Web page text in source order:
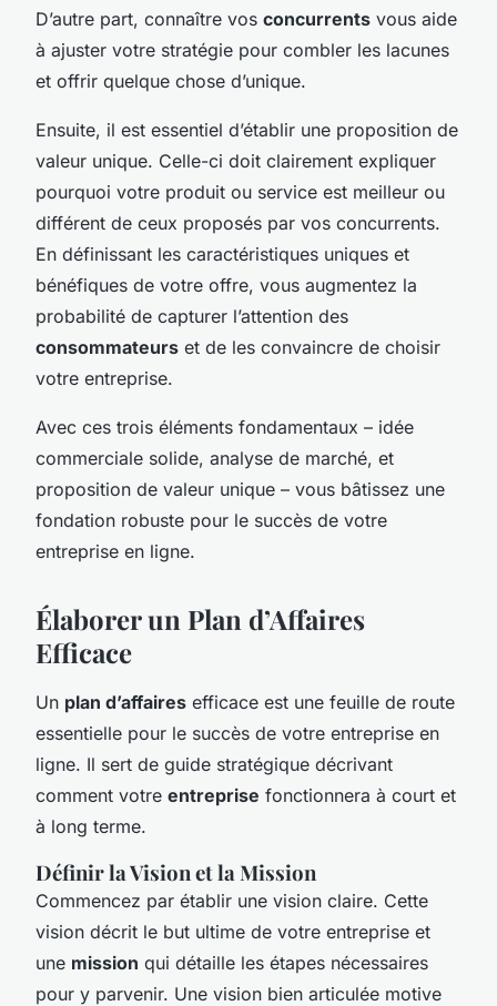
D’autre part, connaître vos concurrents vous aide
à ajuster votre stratégie pour combler les lacunes
et offrir quelque chose d’unique.
Ensuite, il est essentiel d’établir une proposition de
valeur unique. Celle-ci doit clairement expliquer
pourquoi votre produit ou service est meilleur ou
différent de ceux proposés par vos concurrents.
En définissant les caractéristiques uniques et
bénéfiques de votre offre, vous augmentez la
probabilité de capturer l’attention des
consommateurs et de les convaincre de choisir
votre entreprise.
Avec ces trois éléments fondamentaux – idée
commerciale solide, analyse de marché, et
proposition de valeur unique – vous bâtissez une
fondation robuste pour le succès de votre
entreprise en ligne.
Élaborer un Plan d’Affaires
Efficace
Un plan d’affaires efficace est une feuille de route
essentielle pour le succès de votre entreprise en
ligne. Il sert de guide stratégique décrivant
comment votre entreprise fonctionnera à court et
à long terme.
Définir la Vision et la Mission
Commencez par établir une vision claire. Cette
vision décrit le but ultime de votre entreprise et
une mission qui détaille les étapes nécessaires
pour y parvenir. Une vision bien articulée motive